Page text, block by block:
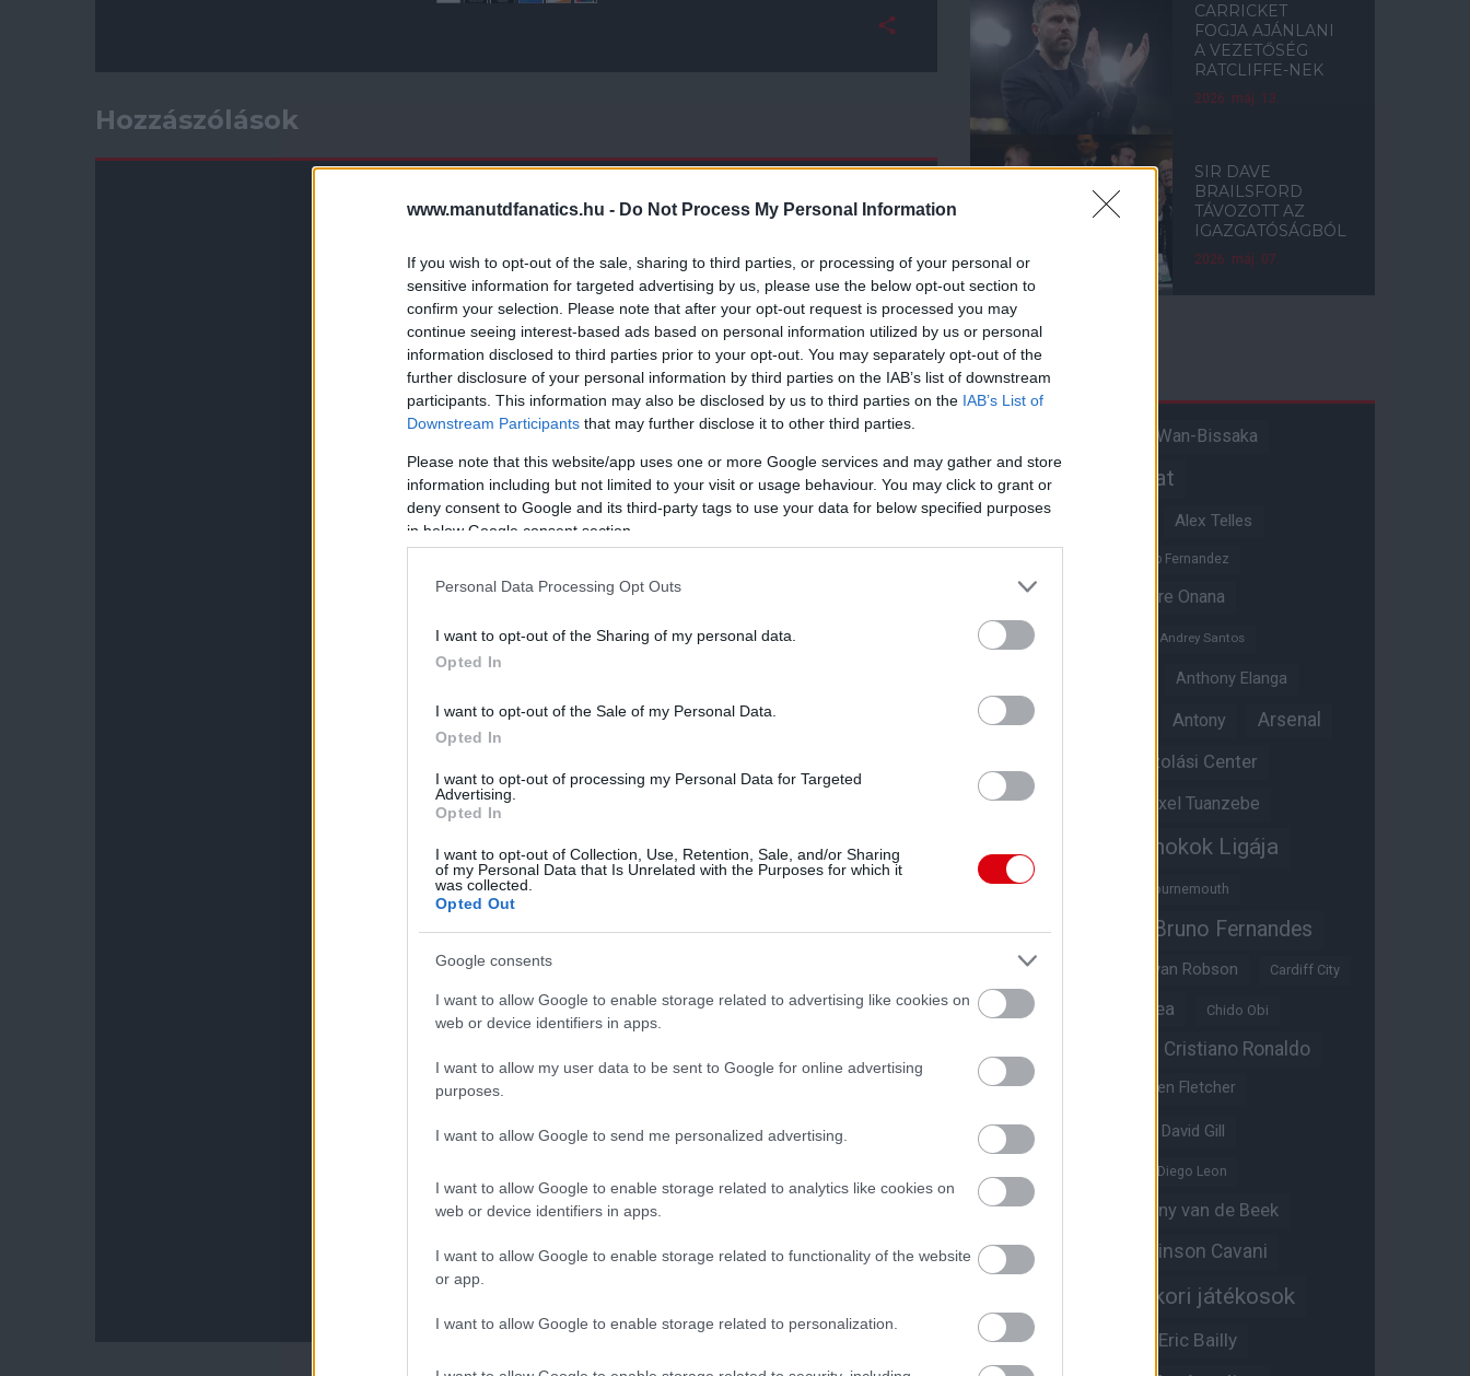
www.manutdfanatics.hu - Do Not Process My Personal Information
If you wish to opt-out of the sale, sharing to third parties, or processing of your personal or
sensitive information for targeted advertising by us, please use the below opt-out section to
confirm your selection. Please note that after your opt-out request is processed you may
continue seeing interest-based ads based on personal information utilized by us or personal
information disclosed to third parties prior to your opt-out. You may separately opt-out of the
further disclosure of your personal information by third parties on the IAB’s list of downstream
participants. This information may also be disclosed by us to third parties on the IAB’s List of
Downstream Participants that may further disclose it to other third parties.
Please note that this website/app uses one or more Google services and may gather and store
information including but not limited to your visit or usage behaviour. You may click to grant or
deny consent to Google and its third-party tags to use your data for below specified purposes
in below Google consent section.
Personal Data Processing Opt Outs
I want to opt-out of the Sharing of my personal data.
Opted In
I want to opt-out of the Sale of my Personal Data.
Opted In
I want to opt-out of processing my Personal Data for Targeted
Advertising.
Opted In
I want to opt-out of Collection, Use, Retention, Sale, and/or Sharing
of my Personal Data that Is Unrelated with the Purposes for which it
was collected.
Opted Out
Google consents
I want to allow Google to enable storage related to advertising like cookies on
web or device identifiers in apps.
I want to allow my user data to be sent to Google for online advertising
purposes.
I want to allow Google to send me personalized advertising.
I want to allow Google to enable storage related to analytics like cookies on
web or device identifiers in apps.
I want to allow Google to enable storage related to functionality of the website
or app.
I want to allow Google to enable storage related to personalization.
Hozzászólások
CARRICKET
FOGJA AJÁNLANI
A VEZETŐSÉG
RATCLIFFE-NEK
2026. máj. 13.
SIR DAVE
BRAILSFORD
TÁVOZOTT AZ
IGAZGATÓSÁGBÓL
2026. máj. 07.
Címkék
Aaron Wan-Bissaka
Akadémiai csapat
Alejandro Garnacho Alex Telles
Alvaro Fernandez
Amad Diallo
Andre Onana
Andreas Pereira
Andrey Santos
Anthony Elanga
Anthony Martial Antony Arsenal
Átigazolási Center
Átigazolások Axel Tuanzebe
Bajnokok Ligája
Benjamin Sesko Bournemouth
Brandon Williams Bruno Fernandes
Bryan Mbeumo Bryan Robson Cardiff City
Casemiro Chelsea Chido Obi
Cristiano Ronaldo
Crystal Palace Darren Fletcher
David De Gea David Gill
Diego Leon
Diogo Dalot
Donny van de Beek
Ed Woodward
Edinson Cavani
Egykori játékosok
Érdekességek Eric Bailly